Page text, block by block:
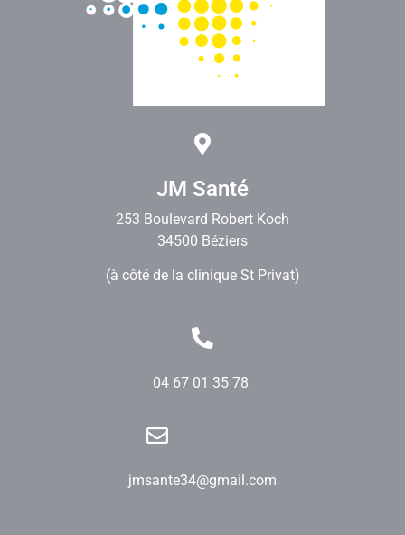
JM Santé
253 Boulevard Robert Koch
34500 Béziers
(à côté de la clinique St Privat)
04 67 01 35 78
jmsante34@gmail.com